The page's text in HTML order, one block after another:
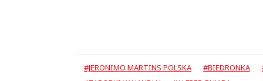
#JERONIMO MARTINS POLSKA #BIEDRONKA